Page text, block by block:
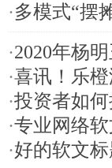
·多模式“摆
·2020年杨
·喜讯！乐
·投资者如
·专业网络
·好的软文